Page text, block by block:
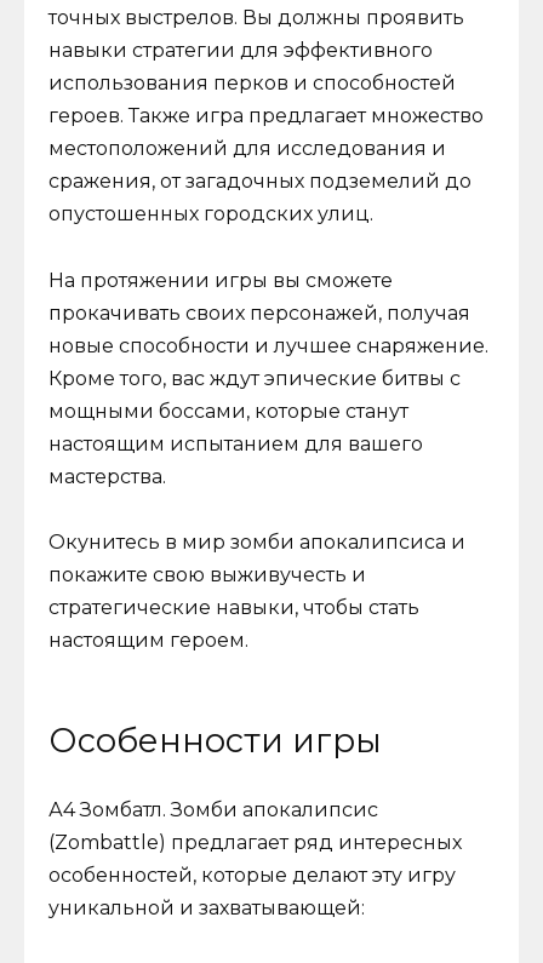
точных выстрелов. Вы должны проявить
навыки стратегии для эффективного
использования перков и способностей
героев. Также игра предлагает множество
местоположений для исследования и
сражения, от загадочных подземелий до
опустошенных городских улиц.
На протяжении игры вы сможете
прокачивать своих персонажей, получая
новые способности и лучшее снаряжение.
Кроме того, вас ждут эпические битвы с
мощными боссами, которые станут
настоящим испытанием для вашего
мастерства.
Окунитесь в мир зомби апокалипсиса и
покажите свою выживучесть и
стратегические навыки, чтобы стать
настоящим героем.
Особенности игры
А4 Зомбатл. Зомби апокалипсис
(Zombattle) предлагает ряд интересных
особенностей, которые делают эту игру
уникальной и захватывающей: